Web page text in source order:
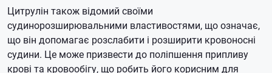
Цитрулін також відомий своїми
судинорозширювальними властивостями, що означає,
що він допомагає розслабити і розширити кровоносні
судини. Це може призвести до поліпшення припливу
крові та кровообігу, що робить його корисним для